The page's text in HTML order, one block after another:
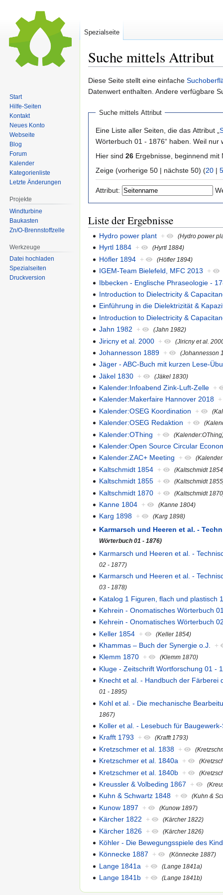
Suche mittels Attribut
Zur
Navigation
Zur
Suche
Diese Seite stellt eine einfache
Datenwert enthalten. Andere verfügbare
Suche mittels Attribut
Eine Liste aller Seiten, die das Attribut „
Wörterbuch 01 - 1876“ haben. Weil
Hier sind 26 Ergebnisse, beginnend
Zeige (vorherige 50 | nächste 50) (20 |
Attribut:
Liste der Ergebnisse
Hydro power plant + (Hydro power
Hyrtl 1884 + (Hyrtl 1884)
Höfler 1894 + (Höfler 1894)
IGEM-Team Bielefeld, MFC 2013
+
Ibbecken - Englische Phraseologie -
Introduction to Dielectricity &
Einführung in die Dielektrizität &
Introduction to Dielectricity &
Jahn 1982
+ (Jahn 1982)
Jiricny et al. 2000 + (Jiricny et al.
Johannesson 1889 + (Johannesson
Jäger - ABC-Buch mit kurzen Lese-
Jäkel 1830 + (Jäkel 1830)
Kalender:Infoabend Zink-Luft-Zelle +
Kalender:Makerfaire Hannover 2018 +
Kalender:OSEG Koordination
+
Kalender:OSEG Redaktion +
Kalender:OThing +
Kalender:Open Source Circular
Kalender:ZAC+ Meeting
+
Kaltschmidt 1854 + (Kaltschmidt
Kaltschmidt 1855 + (Kaltschmidt
Kaltschmidt 1870 + (Kaltschmidt
Kanne 1804 + (Kanne 1804)
Karg 1898 + (Karg 1898)
Karmarsch und Heeren et al. -
Wörterbuch 01 - 1876)
Karmarsch und Heeren et al. -
02 - 1877)
Karmarsch und Heeren et al. -
03 - 1878)
Katalog 1 Figuren, flach und plastisch
Kehrein - Onomatisches Wörterbuch
Kehrein - Onomatisches Wörterbuch
Keller 1854 + (Keller 1854)
Khammas – Buch der Synergie o.J.
+
Klemm 1870 + (Klemm 1870)
Kluge - Zeitschrift Wortforschung 01 -
Knecht et al. - Handbuch der Färberei
01 - 1895)
Kohl et al. - Die mechanische
1867)
Koller et al. - Lesebuch für
Krafft 1793
+ (Krafft 1793)
Kretzschmer et al. 1838 +
Kretzschmer et al. 1840a +
Kretzschmer et al. 1840b +
Kreussler & Volbeding 1867 +
Kuhn & Schwartz 1848 + (Kuhn &
Kunow 1897 + (Kunow 1897)
Kärcher 1822 + (Kärcher 1822)
Kärcher 1826 + (Kärcher 1826)
Köhler - Die Bewegungsspiele des
Könnecke 1887
+ (Könnecke 1887)
Lange 1841a + (Lange 1841a)
Lange 1841b + (Lange 1841b)
Spezialseite
Start
Hilfe-Seiten
Kontakt
Neues Konto
Webseite
Blog
Forum
Kalender
Kategorienliste
Letzte Änderungen
Projekte
Windturbine
Baukasten
Zn/O-Brennstoffzelle
Werkzeuge
Datei hochladen
Spezialseiten
Druckversion